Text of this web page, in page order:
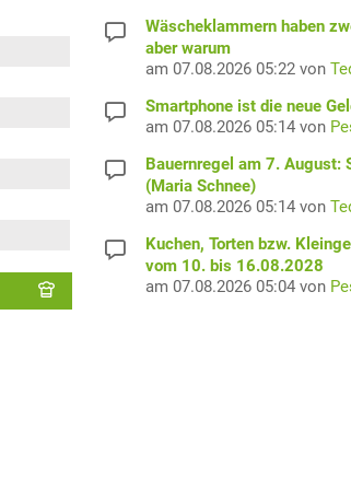
Wäscheklammern haben
aber warum
am 07.08.2026 05:22 von
Smartphone ist die neue
am 07.08.2026 05:14 von
Bauernregel am 7. August:
(Maria Schnee)
am 07.08.2026 05:14 von
Kuchen, Torten bzw.
vom 10. bis 16.08.2028
am 07.08.2026 05:04 von